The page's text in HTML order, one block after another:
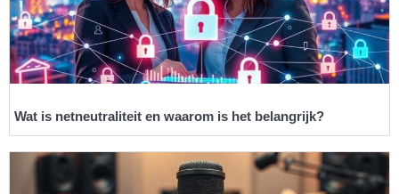
Wat is netneutraliteit en waarom is het belangrijk?